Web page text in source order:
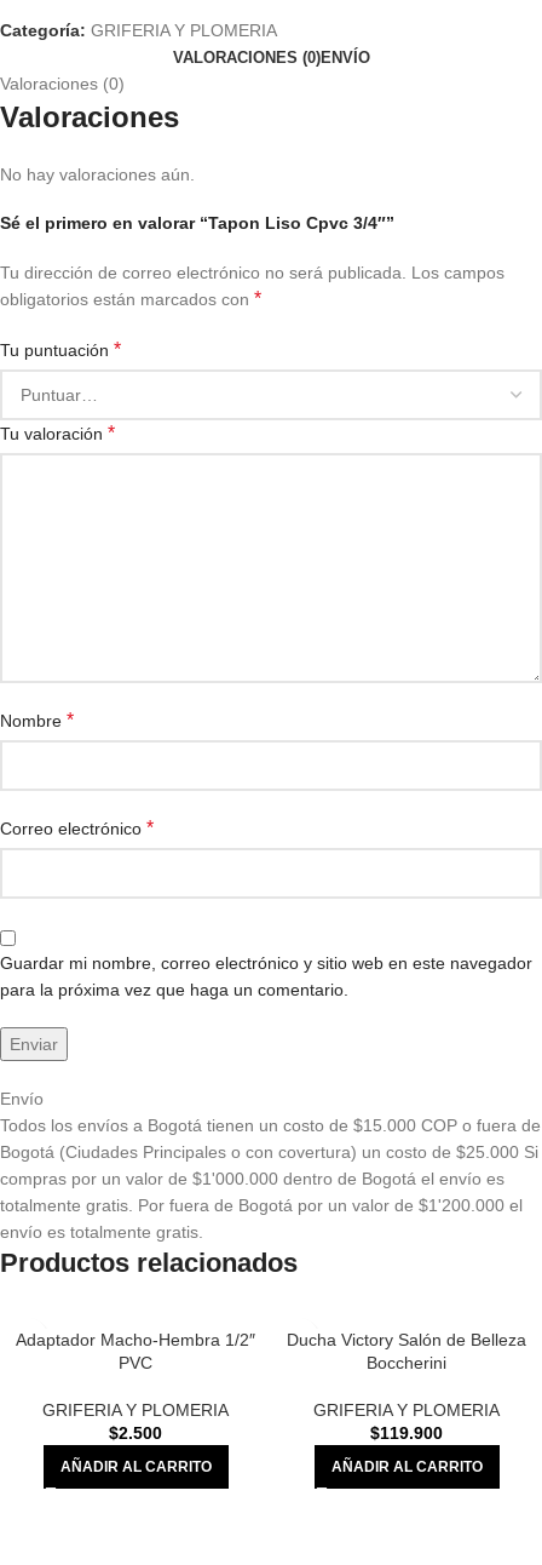
Categoría: GRIFERIA Y PLOMERIA
VALORACIONES (0)ENVÍO
Valoraciones (0)
Valoraciones
No hay valoraciones aún.
Sé el primero en valorar “Tapon Liso Cpvc 3/4″”
Tu dirección de correo electrónico no será publicada. Los campos
obligatorios están marcados con *
Tu puntuación *
Tu valoración *
Nombre *
Correo electrónico *
Guardar mi nombre, correo electrónico y sitio web en este navegador
para la próxima vez que haga un comentario.
Envío
Todos los envíos a Bogotá tienen un costo de $15.000 COP o fuera de
Bogotá (Ciudades Principales o con covertura) un costo de $25.000 Si
compras por un valor de $1'000.000 dentro de Bogotá el envío es
totalmente gratis. Por fuera de Bogotá por un valor de $1'200.000 el
envío es totalmente gratis.
Productos relacionados
Adaptador Macho-Hembra 1/2″
PVC
GRIFERIA Y PLOMERIA
$2.500
AÑADIR AL CARRITO
Ducha Victory Salón de Belleza
Boccherini
GRIFERIA Y PLOMERIA
$119.900
AÑADIR AL CARRITO